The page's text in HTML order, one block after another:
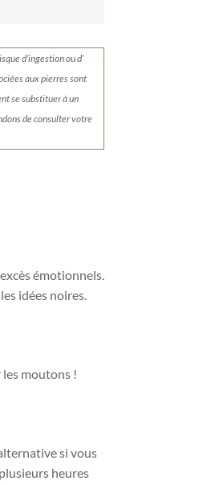
d’ingestion ou d’
aux pierres sont
se substituer à un
de consulter votre
émotionnels.
idées noires.
les moutons !
si vous
heures